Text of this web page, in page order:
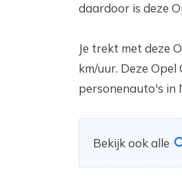
daardoor is deze
Je trekt met deze
km/uur. Deze
personenauto's in
Bekijk ook alle